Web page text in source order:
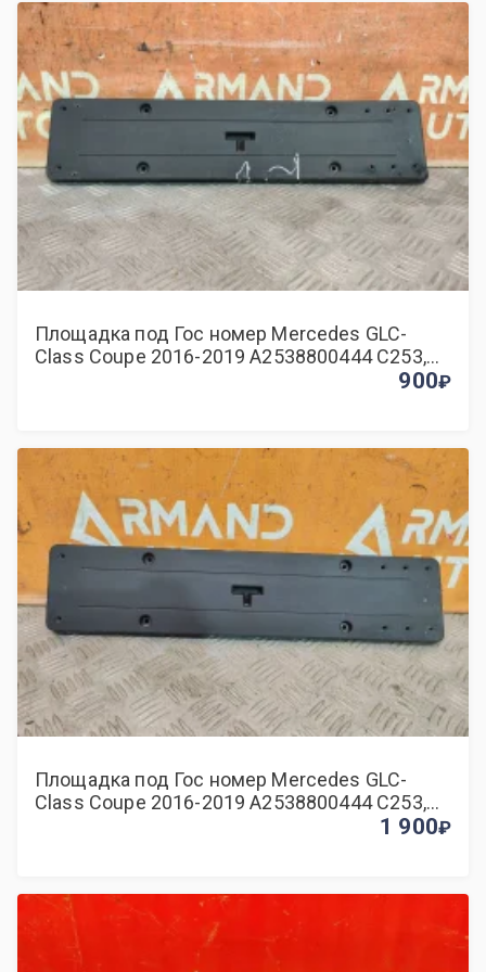
Площадка под Гос номер Mercedes GLC-
Class Coupe 2016-2019 A2538800444 C253,
900
Площадка под Гос номер Mercedes GLC-
Class Coupe 2016-2019 A2538800444 C253,
1 900